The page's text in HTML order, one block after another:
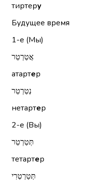
тиртеру
Будущее время
1-е (Мы)
אֲטַרְטֵר
атартер
נְטַרְטֵר
нетартер
2-е (Вы)
תְּטַרְטֵר
тетартер
תְּטַרְטְרִי